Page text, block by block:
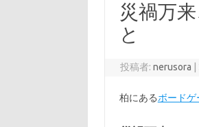
災禍万
と
投稿者:nerusora
柏にあるボードゲ